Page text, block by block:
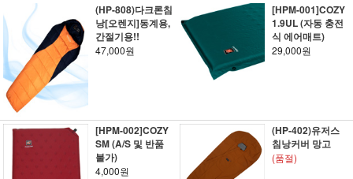
(HP-808)다크론침
낭[오렌지]동계용,
간절기용!!
47,000원
[HPM-001]COZY
1.9UL (자동 충전
식 에어매트)
29,000원
[HPM-002]COZY
SM (A/S 및 반품
불가)
4,000원
(HP-402)유저스
침낭커버 망고
(품절)